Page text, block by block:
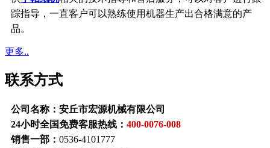
踪指导，一直客户可以熟练使用机器生产出合格满意的产
品。
更多..
联系方式
公司名称：安丘市宏源机械有限公司
24小时全国免费客服热线： 400-0076-008
销售一部： 0536-4101777